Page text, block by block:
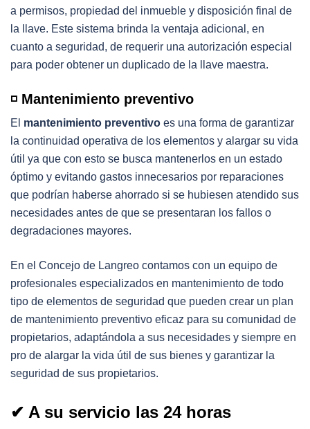
a permisos, propiedad del inmueble y disposición final de
la llave. Este sistema brinda la ventaja adicional, en
cuanto a seguridad, de requerir una autorización especial
para poder obtener un duplicado de la llave maestra.
◽️ Mantenimiento preventivo
El mantenimiento preventivo es una forma de garantizar
la continuidad operativa de los elementos y alargar su vida
útil ya que con esto se busca mantenerlos en un estado
óptimo y evitando gastos innecesarios por reparaciones
que podrían haberse ahorrado si se hubiesen atendido sus
necesidades antes de que se presentaran los fallos o
degradaciones mayores.
En el Concejo de Langreo contamos con un equipo de
profesionales especializados en mantenimiento de todo
tipo de elementos de seguridad que pueden crear un plan
de mantenimiento preventivo eficaz para su comunidad de
propietarios, adaptándola a sus necesidades y siempre en
pro de alargar la vida útil de sus bienes y garantizar la
seguridad de sus propietarios.
✔ A su servicio las 24 horas